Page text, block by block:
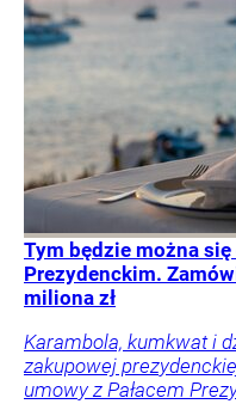
Tym będzie można się
Prezydenckim.
miliona zł
Karambola, kumkwat i
zakupowej
umowy z Pałacem